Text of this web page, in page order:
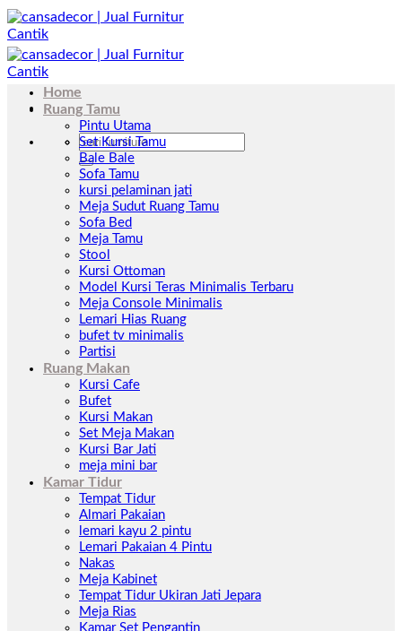
Skip
to
content
Pencarian
untuk:
Home
Ruang Tamu
Pintu Utama
Set Kursi Tamu
Bale Bale
Sofa Tamu
kursi pelaminan jati
Meja Sudut Ruang Tamu
Sofa Bed
Meja Tamu
Stool
Kursi Ottoman
Model Kursi Teras Minimalis Terbaru
Meja Console Minimalis
Lemari Hias Ruang
bufet tv minimalis
Partisi
Ruang Makan
Kursi Cafe
Bufet
Kursi Makan
Set Meja Makan
Kursi Bar Jati
meja mini bar
Kamar Tidur
Tempat Tidur
Almari Pakaian
lemari kayu 2 pintu
Lemari Pakaian 4 Pintu
Nakas
Meja Kabinet
Tempat Tidur Ukiran Jati Jepara
Meja Rias
Kamar Set Pengantin